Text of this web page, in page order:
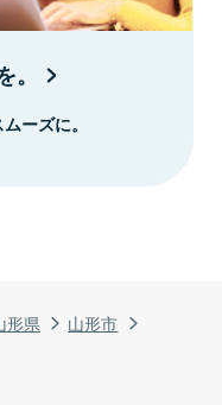
形県
山形市
ーズに。